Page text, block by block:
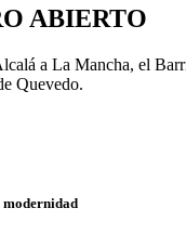
ABIERTO
a La Mancha, el
Quevedo.